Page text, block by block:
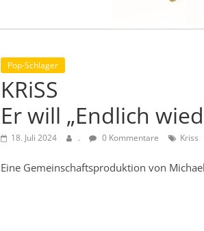
Pop-Schlager
KRiSS
Er will „Endlich
18. Juli 2024 . 0 Kommentare Kriss
Eine Gemeinschaftsproduktion von